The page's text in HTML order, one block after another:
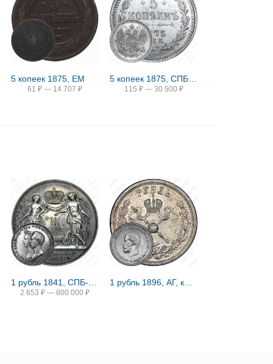
5 копеек 1875, ЕМ
61 ₽ — 14 707 ₽ 115 ₽ — 30 500 ₽
2 653 ₽ — 800 000 ₽